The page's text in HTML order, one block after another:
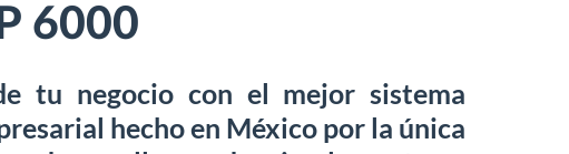
6000
tu negocio con el mejor sistema
hecho en México por la única